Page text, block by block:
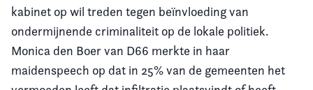
kabinet op wil treden tegen beïnvloeding van
ondermijnende criminaliteit op de lokale politiek.
Monica den Boer van D66 merkte in haar
maidenspeech op dat in 25% van de gemeenten het